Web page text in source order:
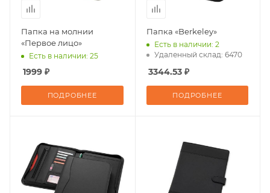
Папка на молнии
«Первое лицо»
Есть в наличии: 25
1999 ₽
ПОДРОБНЕЕ
Папка «Berkeley»
Есть в наличии: 2
Удаленный склад: 6470
3344.53 ₽
ПОДРОБНЕЕ